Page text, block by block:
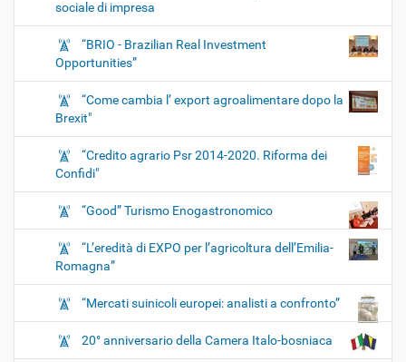
sociale di impresa
“BRIO - Brazilian Real Investment
Opportunities”
“Come cambia l’ export agroalimentare dopo la
Brexit"
“Credito agrario Psr 2014-2020. Riforma dei
Confidi"
“Good” Turismo Enogastronomico
“L’eredità di EXPO per l’agricoltura dell’Emilia-
Romagna”
“Mercati suinicoli europei: analisti a confronto”
20° anniversario della Camera Italo-bosniaca